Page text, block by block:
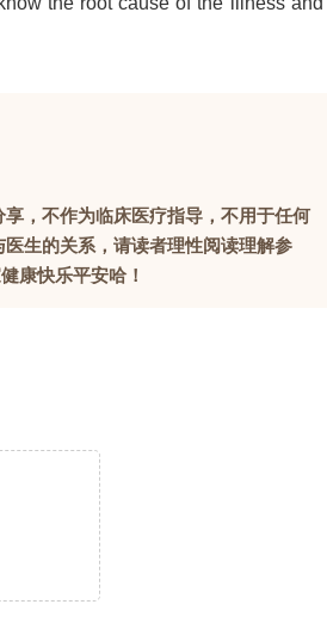
，不作为临床医疗指导，不用于任何
生的关系，请读者理性阅读理解参
康快乐平安哈！